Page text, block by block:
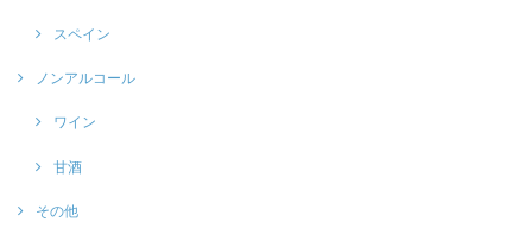
スペイン
ノンアルコール
ワイン
甘酒
その他